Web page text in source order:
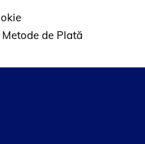
Metode de Plată